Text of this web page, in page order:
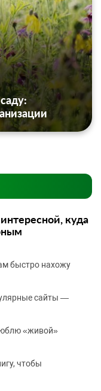
куда
быстро нахожу
сайты —
«живой»
чтобы